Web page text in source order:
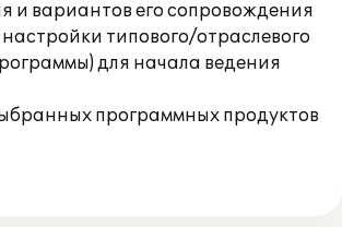
и вариантов его сопровождения
типового/отраслевого
для начала ведения
программных продуктов